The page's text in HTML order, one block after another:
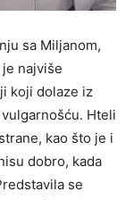
sa Miljanom,
najviše
koji dolaze iz
Hteli
kao što je i
dobro, kada
se